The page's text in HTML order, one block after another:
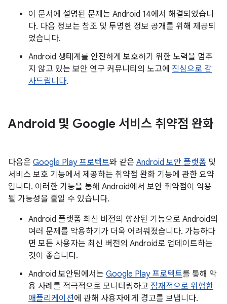
이 문서에 설명된 문제는 Android 14에서 해결되었습니
다. 다음 정보는 참조 및 투명한 정보 공개를 위해 제공되
었습니다.
Android 생태계를 안전하게 보호하기 위한 노력을 멈추
지 않고 있는 보안 연구 커뮤니티의 노고에 진심으로 감
사드립니다.
Android 및 Google 서비스 취약점 완화
다음은 Google Play 프로텍트와 같은 Android 보안 플랫폼 및
서비스 보호 기능에서 제공하는 취약점 완화 기능에 관한 요약
입니다. 이러한 기능을 통해 Android에서 보안 취약점이 악용
될 가능성을 줄일 수 있습니다.
Android 플랫폼 최신 버전의 향상된 기능으로 Android의
여러 문제를 악용하기가 더욱 어려워졌습니다. 가능하다
면 모든 사용자는 최신 버전의 Android로 업데이트하는
것이 좋습니다.
Android 보안팀에서는 Google Play 프로텍트를 통해 악
용 사례를 적극적으로 모니터링하고 잠재적으로 위험한
애플리케이션에 관해 사용자에게 경고를 보냅니다.